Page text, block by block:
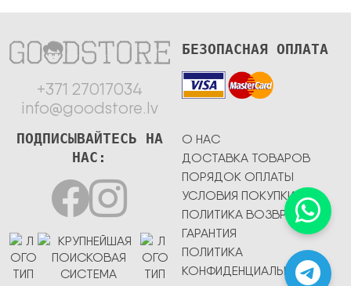
+371 27017034
info@goodstore.lv
БЕЗОПАСНАЯ ОПЛАТА
О НАС
ДОСТАВКА ТОВАРОВ
ПОРЯДОК ОПЛАТЫ
УСЛОВИЯ ПОКУПКИ
ПОЛИТИКА ВОЗВРАТА
ГАРАНТИЯ
ПОЛИТИКА
КОНФИДЕНЦИАЛЬНОСТИ
ПОДПИСЫВАЙТЕСЬ НА
НАС: